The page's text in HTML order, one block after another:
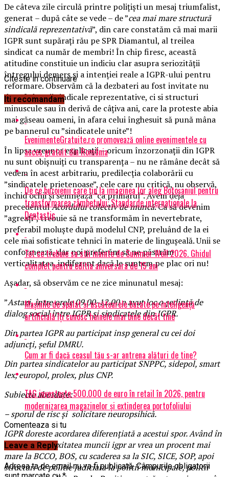
De câteva zile circulă printre polițiști un mesaj triumfalist,
generat – după câte se vede – de ”cea mai mare structură
sindicală reprezentativă”, din care constatăm că mai marii
IGPR sunt supărați rău pe SPR Diamantul, al treilea
sindicat ca număr de membri! În chip firesc, această
atitudine constituie un indiciu clar asupra seriozității
întregului demers și a intenției reale a IGPR-ului pentru
reformare. Observăm că la dezbateri au fost invitate nu
doar federații sindicale reprezentative, ci si structuri
minuscule sau în derivă de câțiva ani, care la proteste abia
mai găseau oameni, în afara celui înghesuit să pună mâna
pe bannerul cu ”sindicatele unite”!
În lipsa vreunor explicații – oricum înzorzonații din IGPR
nu sunt obișnuiți cu transparența – nu ne rămâne decât să
vedem în acest arbitrariu, predilecția colaborării cu
”sindicatele prietenoase”, cele care nu critică, nu observă,
închid ochii și semnează ”ca primarul”. Avem deja
precedentulAcordului colectiv de muncă. Ca să devenim
”agreați”, trebuie să ne transformăm în nevertebrate,
preferabil moluște după modelul CNP, preluând de la ei
cele mai sofisticate tehnici în materie de lingușeală. Unii se
conformează, dar noi preferăm să ne păstrăm
verticalitatea, indiferent dacă le suntem pe plac ori nu!
Așadar, să observăm ce ne zice minunatul mesaj:
”Astazi, între orele 09.00-12.00 a avut loc o ședință de
dialog social între IGPR și sindicatele din IGPR.
Din partea IGPR au participat insp general cu cei doi
adjuncți, șeful DMRU.
Din partea sindicatelor au participat SNPPC, sidepol, smart
lex, europol, prolex, plus CNP.
Subiecte abordate:
– sporul de risc și solicitare neuropsihică.
IGPR doreste acordarea diferențiată a acestui spor. Având în
vedere complexitatea muncii igpr ar vrea un procent mai
mare la BCCO, BOS, cu scaderea sa la SIC, SICE, SOP, apoi
structuri de politie judiciara la politii municipale, politii
Citeste in continuare
Iti recomandam
EvenimenteGratuite.ro promovează online evenimentele cu
acces gratuit din România
De ce buzoienii care țin la imaginea lor aleg Botoșaniul pentru
transformarea zâmbetului: Standarde internaționale la
Dentastic
Tot ce trebuie sa stii inainte de Summer Well 2026. Ghidul
complet pentru editia aniversara de 15 ani
Mașinile de spălat și uscătoarele bazate pe inteligență
artificială îți cunosc hainele mai bine decât tine
Cum ar fi dacă ceasul tău s-ar antrena alături de tine?
TAG investește 500.000 de euro în retail în 2026, pentru
modernizarea magazinelor și extinderea portofoliului
Comenteaza si tu
Leave a Reply
Adresa ta de email nu va fi publicată. Câmpurile obligatorii